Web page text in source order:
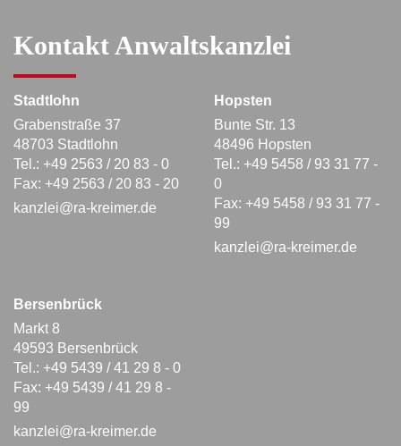
Kontakt Anwaltskanzlei
Stadtlohn
Grabenstraße 37
48703 Stadtlohn
Tel.: +49 2563 / 20 83 - 0
Fax: +49 2563 / 20 83 - 20
kanzlei@ra-kreimer.de
Hopsten
Bunte Str. 13
48496 Hopsten
Tel.: +49 5458 / 93 31 77 -
0
Fax: +49 5458 / 93 31 77 -
99
kanzlei@ra-kreimer.de
Bersenbrück
Markt 8
49593 Bersenbrück
Tel.: +49 5439 / 41 29 8 - 0
Fax: +49 5439 / 41 29 8 -
99
kanzlei@ra-kreimer.de